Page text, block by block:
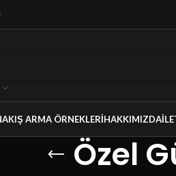
ARMA ÖRNEKLERIHAKKIMIZDA
Özel